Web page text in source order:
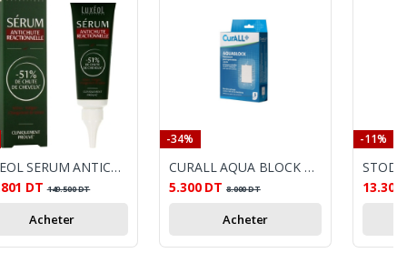
LUXEOL SERUM ANTICHUTE RÉACTIONNELLE 50 ML
DT 149.500DT
Acheter
-34%
CURALL AQUA BLOCK PANSEMENTS HYDROCOLLOÏDES 7X5 CM B/5
5.300 DT 8.000DT
Acheter
-11%
13.300